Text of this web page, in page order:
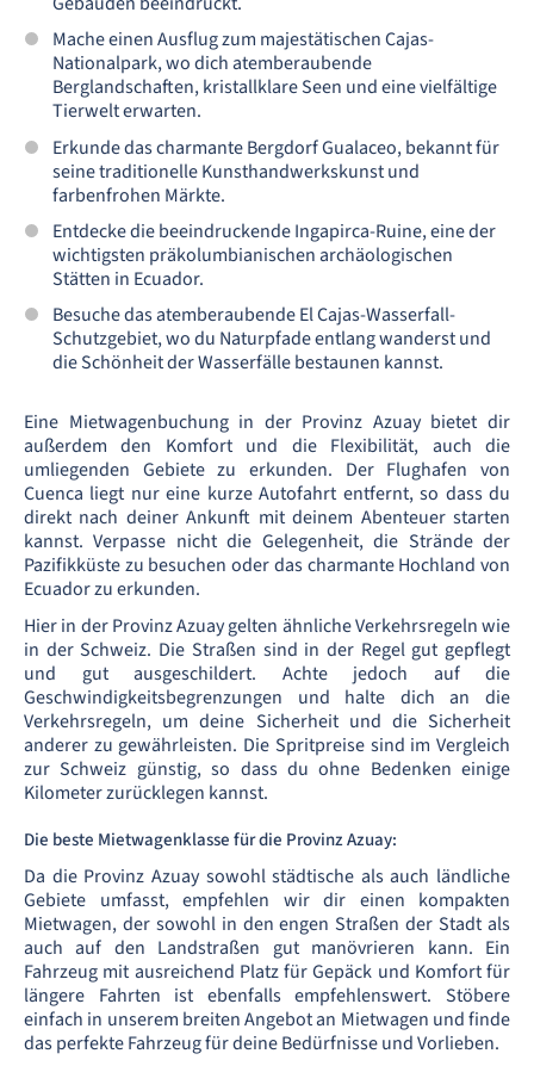
Mache einen Ausflug zum majestätischen Cajas-
Nationalpark, wo dich atemberaubende
Berglandschaften, kristallklare Seen und eine vielfältige
Tierwelt erwarten.
Erkunde das charmante Bergdorf Gualaceo, bekannt für
seine traditionelle Kunsthandwerkskunst und
farbenfrohen Märkte.
Entdecke die beeindruckende Ingapirca-Ruine, eine der
wichtigsten präkolumbianischen archäologischen
Stätten in Ecuador.
Besuche das atemberaubende El Cajas-Wasserfall-
Schutzgebiet, wo du Naturpfade entlang wanderst und
die Schönheit der Wasserfälle bestaunen kannst.
Eine Mietwagenbuchung in der Provinz Azuay bietet dir
außerdem den Komfort und die Flexibilität, auch die
umliegenden Gebiete zu erkunden. Der Flughafen von
Cuenca liegt nur eine kurze Autofahrt entfernt, so dass du
direkt nach deiner Ankunft mit deinem Abenteuer starten
kannst. Verpasse nicht die Gelegenheit, die Strände der
Pazifikküste zu besuchen oder das charmante Hochland von
Ecuador zu erkunden.
Hier in der Provinz Azuay gelten ähnliche Verkehrsregeln wie
in der Schweiz. Die Straßen sind in der Regel gut gepflegt
und gut ausgeschildert. Achte jedoch auf die
Geschwindigkeitsbegrenzungen und halte dich an die
Verkehrsregeln, um deine Sicherheit und die Sicherheit
anderer zu gewährleisten. Die Spritpreise sind im Vergleich
zur Schweiz günstig, so dass du ohne Bedenken einige
Kilometer zurücklegen kannst.
Die beste Mietwagenklasse für die Provinz Azuay:
Da die Provinz Azuay sowohl städtische als auch ländliche
Gebiete umfasst, empfehlen wir dir einen kompakten
Mietwagen, der sowohl in den engen Straßen der Stadt als
auch auf den Landstraßen gut manövrieren kann. Ein
Fahrzeug mit ausreichend Platz für Gepäck und Komfort für
längere Fahrten ist ebenfalls empfehlenswert. Stöbere
einfach in unserem breiten Angebot an Mietwagen und finde
das perfekte Fahrzeug für deine Bedürfnisse und Vorlieben.